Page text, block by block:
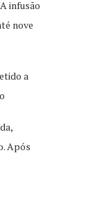
infusão
nove
a
Após